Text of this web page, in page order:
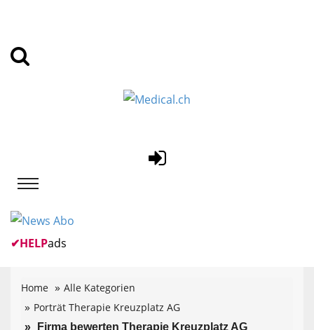
✔HELPads
Home
Alle Kategorien
Porträt Therapie Kreuzplatz AG
Firma bewerten Therapie Kreuzplatz AG